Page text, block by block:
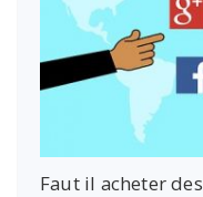
Faut il acheter